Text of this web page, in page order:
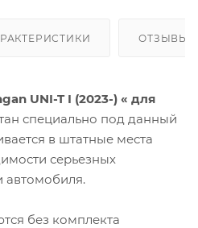
ОТЗЫВЫ
UNI-T I (2023-) « для
специально под данный
в штатные места
серьезных
автомобиля.
без комплекта